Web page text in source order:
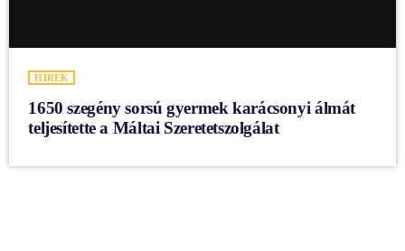
HÍREK
1650 szegény sorsú gyermek karácsonyi álmát
teljesítette a Máltai Szeretetszolgálat